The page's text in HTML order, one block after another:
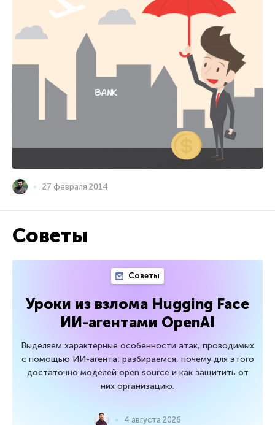
27 февраля 2014
Советы
Советы
Уроки из взлома Hugging Face
ИИ-агентами OpenAI
Выделяем характерные особенности атак, проводимых
с помощью ИИ-агента; разбираемся, почему для этого
достаточно моделей open source и как защитить от
них организацию.
4 августа 2026